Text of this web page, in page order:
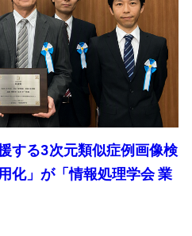
する3次元類似症例画像検
化」が「情報処理学会 業